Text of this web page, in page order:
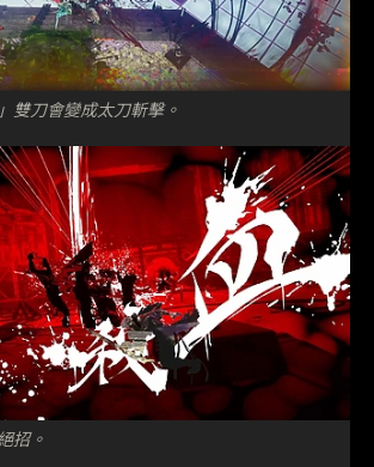
雙刀會變成太刀斬擊。
招。